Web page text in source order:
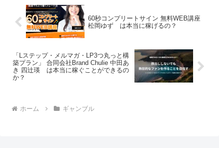
60秒コンプリートサイン 無料WEB講座
松岡ゆず は本当に稼げるの？
「Lステップ・メルマガ・LP3つ丸っと構
築プラン」 合同会社Brand Chulie 中田あ
き 四辻瑛 は本当に稼ぐことができるの
か？
ホーム ギャンブル